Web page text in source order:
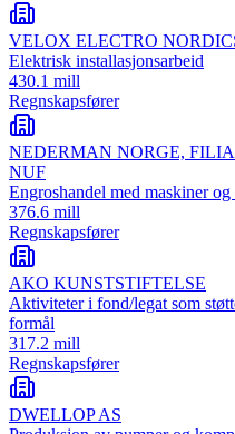
VELOX ELECTRO
Elektrisk installasjonsarbeid
430.1 mill
Regnskapsfører
NEDERMAN NORGE,
NUF
Engroshandel med maskiner
376.6 mill
Regnskapsfører
AKO KUNSTSTIFTELSE
Aktiviteter i fond/legat som
formål
317.2 mill
Regnskapsfører
DWELLOP AS